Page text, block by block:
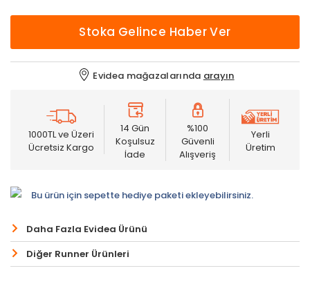
Stoka Gelince Haber Ver
Evidea mağazalarında arayın
1000TL ve Üzeri
Ücretsiz Kargo
14 Gün
Koşulsuz
İade
%100
Güvenli
Alışveriş
Yerli
Üretim
Bu ürün için sepette hediye paketi ekleyebilirsiniz.
Daha Fazla Evidea Ürünü
Diğer Runner Ürünleri